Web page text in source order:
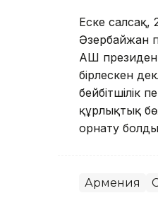
Еске
Әзербайжан
АҚШ
бірлескен
бейбітшілік
құрлықтық
орнату
Армения